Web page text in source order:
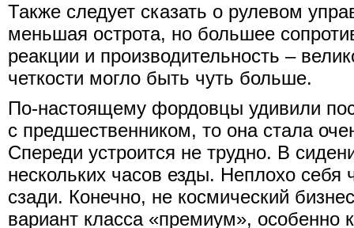
Также следует сказать о рулевом
меньшая острота, но большее
реакции и производительность –
четкости могло быть чуть больше.
По-настоящему фордовцы удивили
с предшественником, то она стала
Спереди устроится не трудно. В
нескольких часов езды. Неплохо
сзади. Конечно, не космический
вариант класса «премиум», особенно